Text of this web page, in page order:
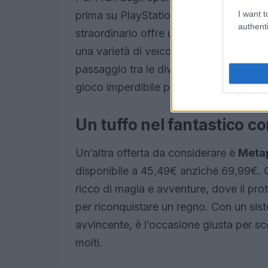
I want
prima su PlayStation Store: solo
straordinario offre un’esperienza
una varietà di veicoli e gare che
passaggio tra le diverse superfici di
gioco imperdibile per gli amanti delle
Un tuffo nel fantastico
Un’altra offerta da considerare è
disponibile a 45,49€ anziché 69,99€.
ricco di magia e avventure, dove il
per riconquistare un regno. Con un
avvincente, è l’occasione giusta per
molti.